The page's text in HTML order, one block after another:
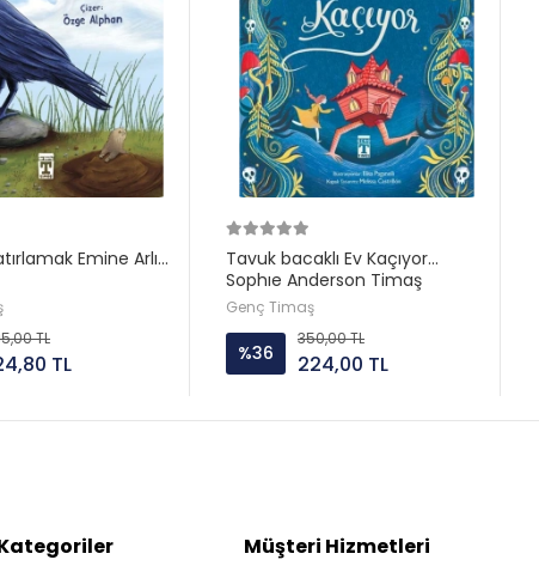
Emine Arlı
TL
TL
Tavuk bacaklı Ev Kaçıyor
Sophıe Anderson Timaş
Genç Timaş
%36
350,00 TL
224,00 TL
Müşteri Hizmetleri